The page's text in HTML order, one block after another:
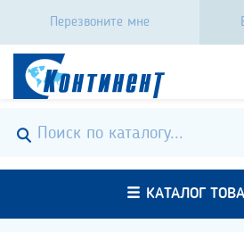
Перезвоните мне
КАТАЛОГ